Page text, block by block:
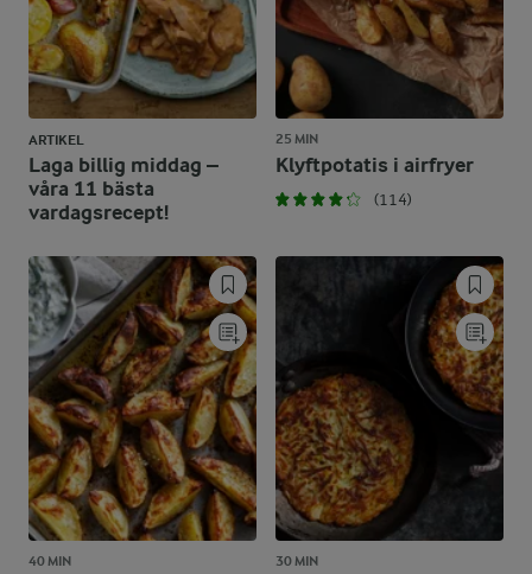
ARTIKEL
Laga billig middag –
våra 11 bästa
vardagsrecept!
25 MIN
Klyftpotatis i airfryer
(114)
40 MIN 30 MIN